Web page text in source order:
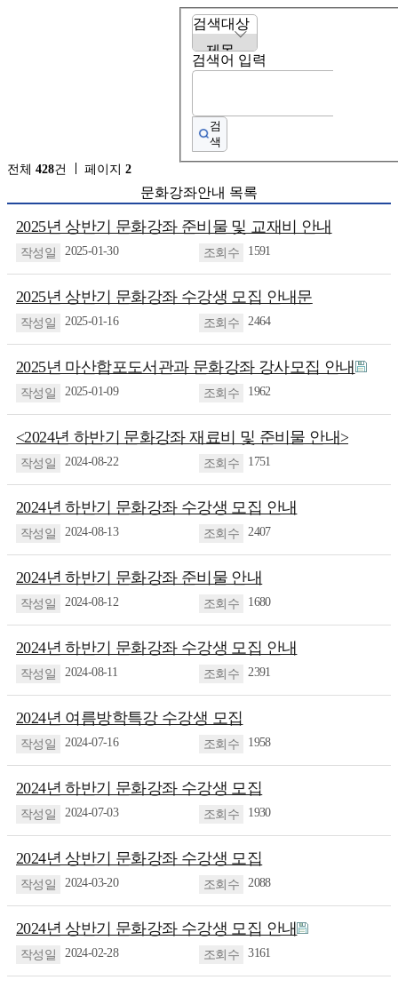
전체 428건 페이지 2
검색대상
검색어 입력
검
색
문화강좌안내 목록
2025년 상반기 문화강좌 준비물 및 교재비 안내
2025-01-30 1591
2025년 상반기 문화강좌 수강생 모집 안내문
2025-01-16 2464
2025년 마산합포도서관과 문화강좌 강사모집 안내
2025-01-09 1962
<2024년 하반기 문화강좌 재료비 및 준비물 안내>
2024-08-22 1751
2024년 하반기 문화강좌 수강생 모집 안내
2024-08-13 2407
2024년 하반기 문화강좌 준비물 안내
2024-08-12 1680
2024년 하반기 문화강좌 수강생 모집 안내
2024-08-11 2391
2024년 여름방학특강 수강생 모집
2024-07-16 1958
2024년 하반기 문화강좌 수강생 모집
2024-07-03 1930
2024년 상반기 문화강좌 수강생 모집
2024-03-20 2088
2024년 상반기 문화강좌 수강생 모집 안내
2024-02-28 3161